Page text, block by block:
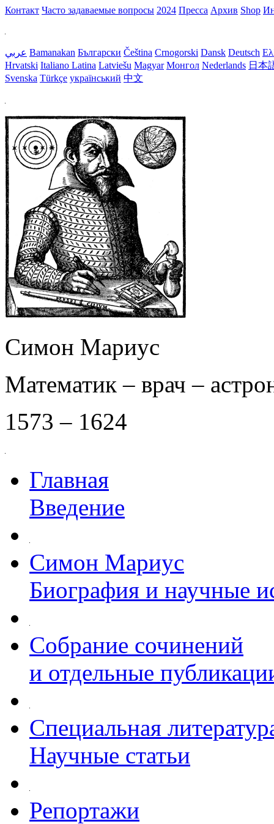
Контакт Часто задаваемые вопросы 2024 Пресса Aрхив Shop
عربي Bamanakan Български Čeština Crnogorski Dansk Deutsch
Hrvatski Italiano Latina Latviešu Magyar Монгол Nederlands 日本
Svenska Türkçe український 中文
Симон Мариус
Математик – врач –
1573 – 1624
Главная
Введение
Симон Мариус
Биография и научные
Собрание сочинений
и отдельные
Специальная
Научные статьи
Репортажи